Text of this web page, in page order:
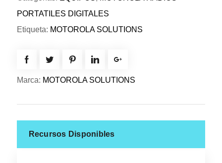
PORTATILES DIGITALES
Etiqueta: MOTOROLA SOLUTIONS
Marca: MOTOROLA SOLUTIONS
Recursos Disponibles